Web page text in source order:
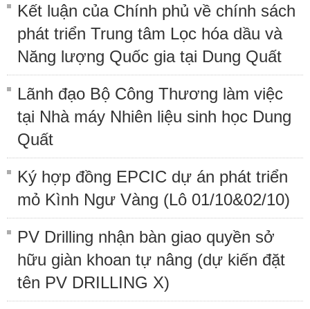
Kết luận của Chính phủ về chính sách
phát triển Trung tâm Lọc hóa dầu và
Năng lượng Quốc gia tại Dung Quất
Lãnh đạo Bộ Công Thương làm việc
tại Nhà máy Nhiên liệu sinh học Dung
Quất
Ký hợp đồng EPCIC dự án phát triển
mỏ Kình Ngư Vàng (Lô 01/10&02/10)
PV Drilling nhận bàn giao quyền sở
hữu giàn khoan tự nâng (dự kiến đặt
tên PV DRILLING X)